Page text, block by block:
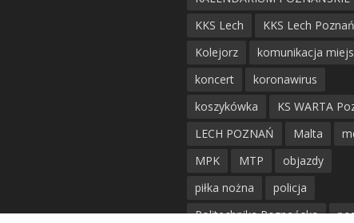
KKS Lech
KKS Lech Poznań
Kolejorz
komunikacja
koncert
koronawirus
koszykówka
KS WARTA
LECH POZNAŃ
Malta
MPK
MTP
objazdy
piłka nożna
policja
Politechnika Poznańska